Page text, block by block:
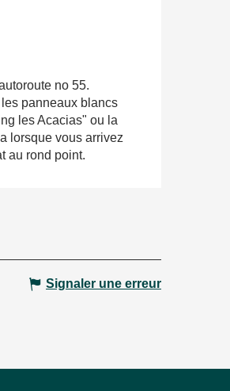
no 55.
panneaux blancs
les Acacias" ou la
lorsque vous arrivez
au rond point.
Signaler une erreur